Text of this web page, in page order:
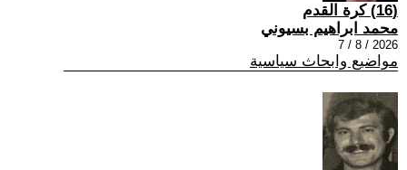
(16) كرة القدم
محمد ابراهيم بسيوني
2026 / 8 / 7
مواضيع وابحاث سياسية